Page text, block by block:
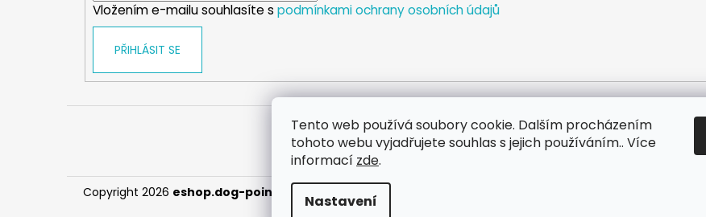
Tento web používá soubory cookie. Dalším procházením
tohoto webu vyjadřujete souhlas s jejich používáním.. Více
informací zde.
Nastavení
Vložením e-mailu souhlasíte s podmínkami ochrany osobních údajů
PŘIHLÁSIT SE
WEB FACEBOOK INSTAGRAM YOUTUBE
Copyright 2026 eshop.dog-point . Všechna práva vyhrazena.